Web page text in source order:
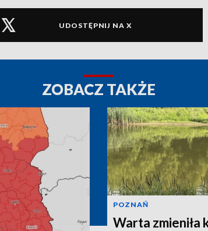
UDOSTĘPNIJ NA X
ZOBACZ TAKŻE
POZNAŃ
Warta zmieniła